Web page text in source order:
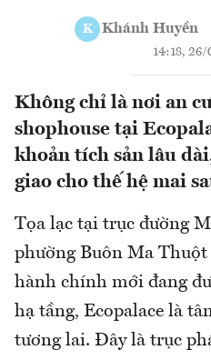
K Khánh Huyền
14:18,
Không chỉ là nơi an
shophouse tại
khoản tích sản lâu
giao cho thế hệ mai
Tọa lạc tại trục đường
phường Buôn Ma
hành chính mới đang
hạ tầng, Ecopalace là
tương lai. Đây là trục